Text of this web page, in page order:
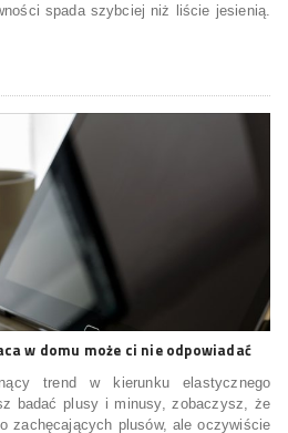
spada szybciej niż liście jesienią.
w domu może ci nie odpowiadać
trend w kierunku elastycznego
badać plusy i minusy, zobaczysz, że
zachęcających plusów, ale oczywiście